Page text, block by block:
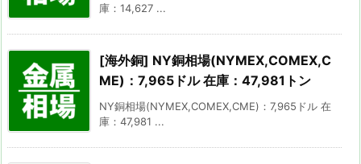
庫：14,627 ...
[海外銅] NY銅相場(NYMEX,COMEX,C
ME)：7,965ドル 在庫：47,981トン
NY銅相場(NYMEX,COMEX,CME)：7,965ドル 在
庫：47,981 ...